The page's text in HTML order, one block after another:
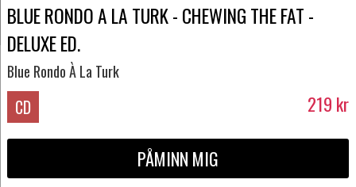
BLUE RONDO A LA TURK - CHEWING THE FAT -
DELUXE ED.
Blue Rondo À La Turk
CD 219 kr
PÅMINN MIG